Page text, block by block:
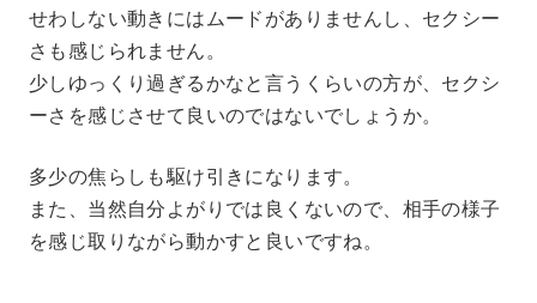
せわしない動きにはムードがありませんし、セクシー
さも感じられません。
少しゆっくり過ぎるかなと言うくらいの方が、セクシ
ーさを感じさせて良いのではないでしょうか。
多少の焦らしも駆け引きになります。
また、当然自分よがりでは良くないので、相手の様子
を感じ取りながら動かすと良いですね。